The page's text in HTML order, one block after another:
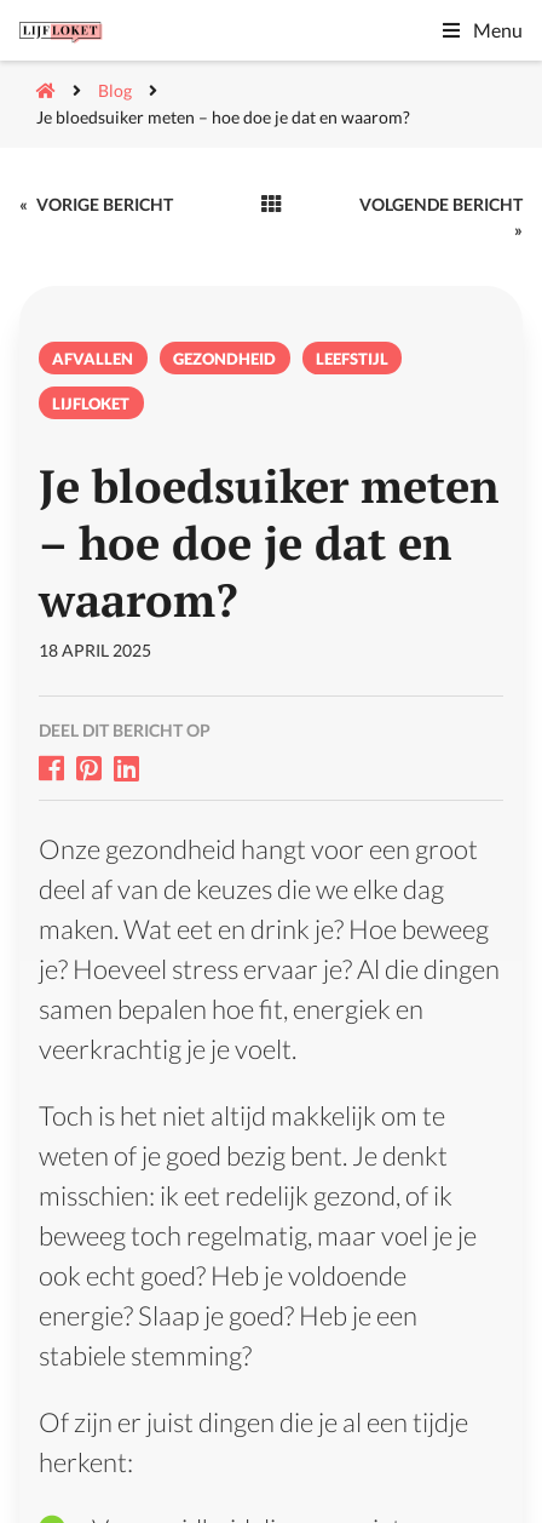
Menu
Blog
Je bloedsuiker meten – hoe doe je dat en waarom?
« VORIGE BERICHT
VOLGENDE BERICHT
»
AFVALLEN GEZONDHEID LEEFSTIJL
LIJFLOKET
Je bloedsuiker meten
– hoe doe je dat en
waarom?
18 APRIL 2025
DEEL DIT BERICHT OP
Onze gezondheid hangt voor een groot
deel af van de keuzes die we elke dag
maken. Wat eet en drink je? Hoe beweeg
je? Hoeveel stress ervaar je? Al die dingen
samen bepalen hoe fit, energiek en
veerkrachtig je je voelt.
Toch is het niet altijd makkelijk om te
weten of je goed bezig bent. Je denkt
misschien: ik eet redelijk gezond, of ik
beweeg toch regelmatig, maar voel je je
ook echt goed? Heb je voldoende
energie? Slaap je goed? Heb je een
stabiele stemming?
Of zijn er juist dingen die je al een tijdje
herkent: